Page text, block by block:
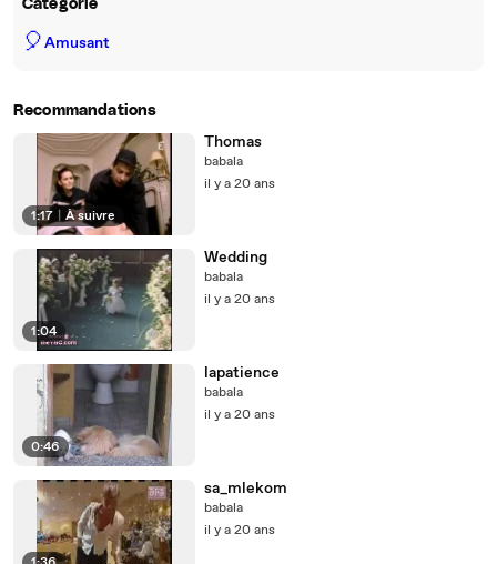
Catégorie
🎈Amusant
Recommandations
1:17 À suivre
Thomas
babala
il y a 20 ans
1:04
Wedding
babala
il y a 20 ans
0:46
lapatience
babala
il y a 20 ans
sa_mlekom
babala
il y a 20 ans